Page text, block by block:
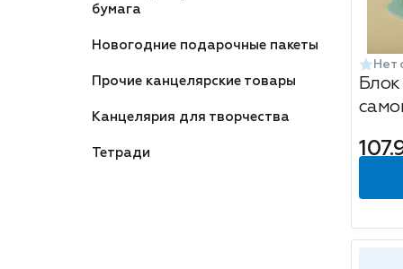
бумага
Новогодние подарочные пакеты
Прочие канцелярские товары
Канцелярия для творчества
Тетради
Нет
в